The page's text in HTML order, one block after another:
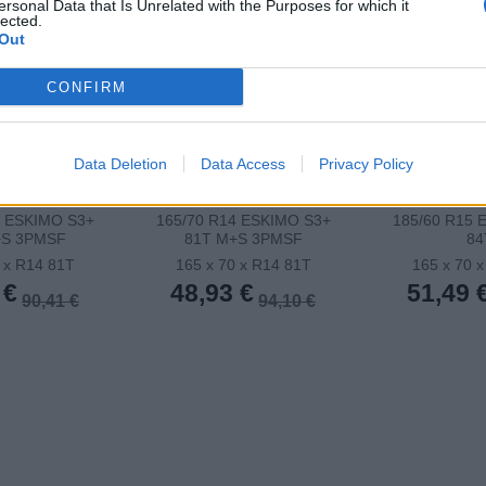
Data that Is Unrelated with the Purposes for which it
CONFIRM
Data Deletion Data Access Privacy Policy
S3+
3PMSF
R14 81T
90,41 €
165/70 R14 ESKIMO S3+
81T M+S 3PMSF
165 x 70 x R14 81T
48,93 € 94,10 €
185/60 R15
165 x 70
51,49